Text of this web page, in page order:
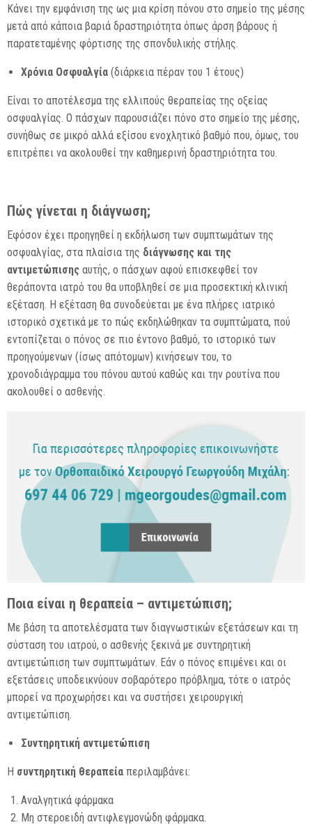
Κάνει την εμφάνιση της ως μια κρίση πόνου στο σημείο της μέσης
μετά από κάποια βαριά δραστηριότητα όπως άρση βάρους ή
παρατεταμένης φόρτισης της σπονδυλικής στήλης.
Χρόνια Οσφυαλγία (διάρκεια πέραν του 1 έτους)
Είναι το αποτέλεσμα της ελλιπούς θεραπείας της οξείας
οσφυαλγίας. Ο πάσχων παρουσιάζει πόνο στο σημείο της μέσης,
συνήθως σε μικρό αλλά εξίσου ενοχλητικό βαθμό που, όμως, του
επιτρέπει να ακολουθεί την καθημερινή δραστηριότητα του.
Πώς γίνεται η διάγνωση;
Εφόσον έχει προηγηθεί η εκδήλωση των συμπτωμάτων της
οσφυαλγίας, στα πλαίσια της διάγνωσης και της
αντιμετώπισης αυτής, ο πάσχων αφού επισκεφθεί τον
θεράποντα ιατρό του θα υποβληθεί σε μια προσεκτική κλινική
εξέταση. Η εξέταση θα συνοδεύεται με ένα πλήρες ιατρικό
ιστορικό σχετικά με το πώς εκδηλώθηκαν τα συμπτώματα, πού
εντοπίζεται ο πόνος σε πιο έντονο βαθμό, το ιστορικό των
προηγούμενων (ίσως απότομων) κινήσεων του, το
χρονοδιάγραμμα του πόνου αυτού καθώς και την ρουτίνα που
ακολουθεί ο ασθενής.
Ποια είναι η θεραπεία – αντιμετώπιση;
Με βάση τα αποτελέσματα των διαγνωστικών εξετάσεων και τη
σύσταση του ιατρού, ο ασθενής ξεκινά με συντηρητική
αντιμετώπιση των συμπτωμάτων. Εάν ο πόνος επιμένει και οι
εξετάσεις υποδεικνύουν σοβαρότερο πρόβλημα, τότε ο ιατρός
μπορεί να προχωρήσει και να συστήσει χειρουργική
αντιμετώπιση.
Συντηρητική αντιμετώπιση
Η συντηρητική θεραπεία περιλαμβάνει:
Αναλγητικά φάρμακα
Μη στεροειδή αντιφλεγμονώδη φάρμακα.